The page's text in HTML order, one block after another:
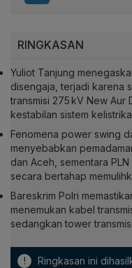
RINGKASAN
Yuliot Tanjung
disengaja, terjadi karena
transmisi 275 kV New
kestabilan sistem
Fenomena power swing
menyebabkan
dan Aceh, sementara
secara bertahap
Bareskrim Polri
menemukan kabel
sedangkan tower
! Ringkasan ini